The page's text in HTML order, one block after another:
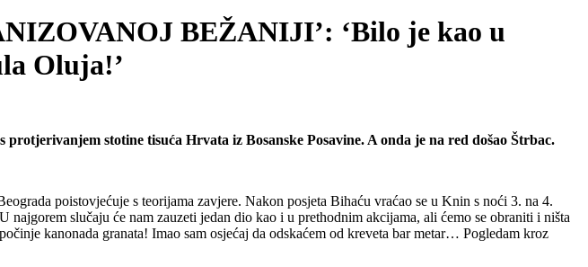
BEŽANIJI’: ‘Bilo je kao u
Oluja!’
stotine tisuća Hrvata iz Bosanske Posavine. A onda je na red došao Štrbac.
poistovjećuje s teorijama zavjere. Nakon posjeta Bihaću vraćao se u Knin s noći 3. na 4.
slučaju će nam zauzeti jedan dio kao i u prethodnim akcijama, ali ćemo se obraniti i ništa
kanonada granata! Imao sam osjećaj da odskaćem od kreveta bar metar… Pogledam kroz